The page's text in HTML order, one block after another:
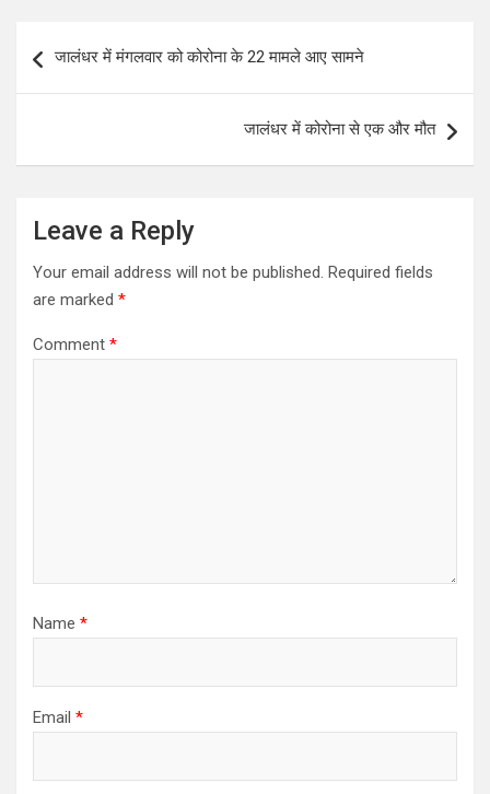
s
A
p
b
o
o
er
e
navigation
जालंधर में मंगलवार को कोरोना के 22 मामले आए सामने
जालंधर में कोरोना से एक और मौत
Leave a Reply
Your email address will not be published. Required fields
are marked *
Comment *
Name *
Email *